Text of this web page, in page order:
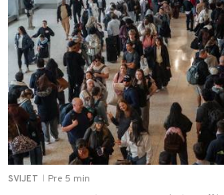
SVIJET Pre 5 min